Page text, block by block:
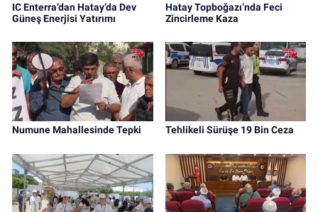
IC Enterra’dan Hatay’da Dev
Güneş Enerjisi Yatırımı
Hatay Topboğazı’nda Feci
Zincirleme Kaza
Numune Mahallesinde Tepki Tehlikeli Sürüşe 19 Bin Ceza